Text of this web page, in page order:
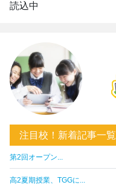
読込中
注目校！新着記事一覧
第2回オープン...
高2夏期授業、TGGに...